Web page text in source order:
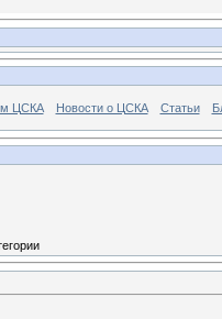
ЦСКА Новости о ЦСКА Статьи